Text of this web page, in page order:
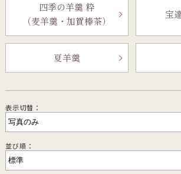
四季の羊羹 粋
（麦羊羹・加賀棒茶）
宝
夏羊羹
表示切替：
並び順：